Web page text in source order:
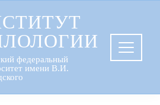
федеральный
имени В.И.